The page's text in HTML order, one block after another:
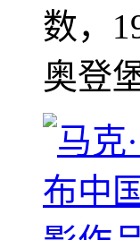
数，
奥登